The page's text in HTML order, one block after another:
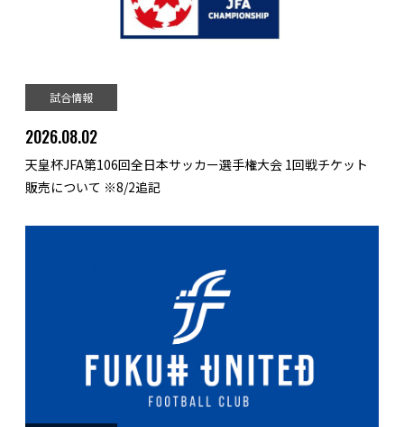
試合情報
2026.08.02
天皇杯JFA第106回全日本サッカー選手権大会 1回戦チケット
販売について ※8/2追記